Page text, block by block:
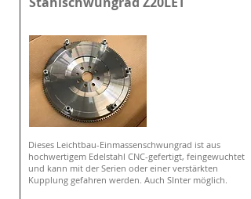
Dieses Leichtbau-Einmassenschwungrad ist aus
hochwertigem Edelstahl CNC-gefertigt, feingewuchtet
und kann mit der Serien oder einer verstärkten
Kupplung gefahren werden. Auch SInter möglich.